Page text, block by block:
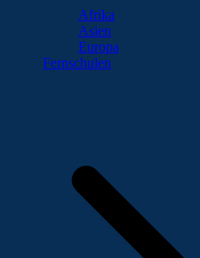
Afrika
Asien
Europa
Fernschulen